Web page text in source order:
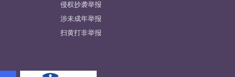
侵权抄袭举报
涉未成年举报
扫黄打非举报